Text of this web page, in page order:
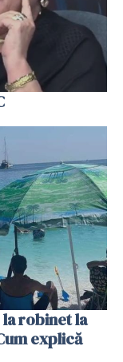
la robinet la
explică